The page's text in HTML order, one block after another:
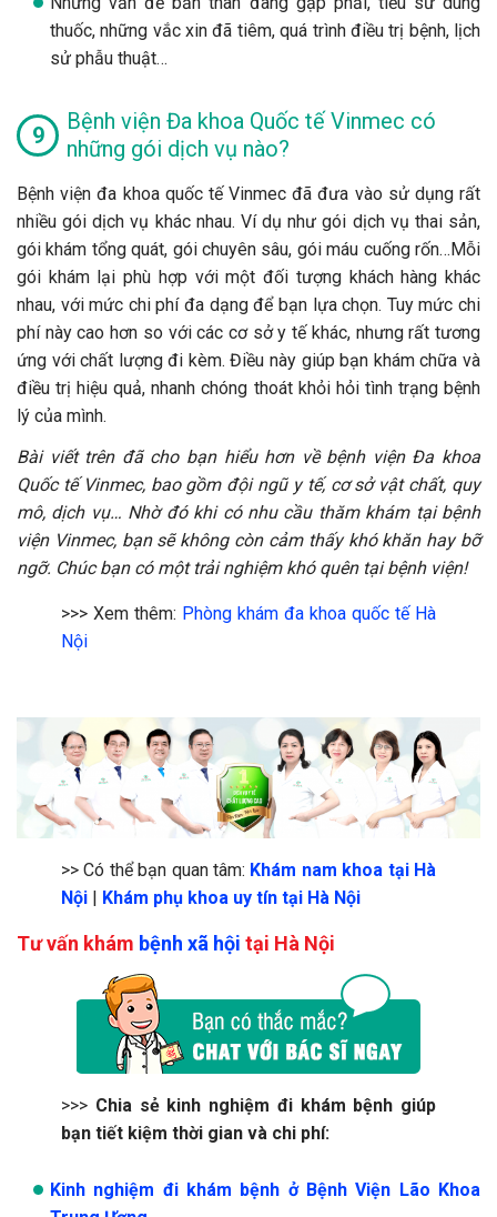
thuốc, những vắc xin đã tiêm, quá trình điều trị bệnh, lịch
sử phẫu thuật…
Bệnh viện Đa khoa Quốc tế Vinmec có
những gói dịch vụ nào?
Bệnh viện đa khoa quốc tế Vinmec đã đưa vào sử dụng rất
nhiều gói dịch vụ khác nhau. Ví dụ như gói dịch vụ thai sản,
gói khám tổng quát, gói chuyên sâu, gói máu cuống rốn…Mỗi
gói khám lại phù hợp với một đối tượng khách hàng khác
nhau, với mức chi phí đa dạng để bạn lựa chọn. Tuy mức chi
phí này cao hơn so với các cơ sở y tế khác, nhưng rất tương
ứng với chất lượng đi kèm. Điều này giúp bạn khám chữa và
điều trị hiệu quả, nhanh chóng thoát khỏi hỏi tình trạng bệnh
lý của mình.
Bài viết trên đã cho bạn hiểu hơn về bệnh viện Đa khoa
Quốc tế Vinmec, bao gồm đội ngũ y tế, cơ sở vật chất, quy
mô, dịch vụ… Nhờ đó khi có nhu cầu thăm khám tại bệnh
viện Vinmec, bạn sẽ không còn cảm thấy khó khăn hay bỡ
ngỡ. Chúc bạn có một trải nghiệm khó quên tại bệnh viện!
>>> Xem thêm: Phòng khám đa khoa quốc tế Hà
Nội
>> Có thể bạn quan tâm: Khám nam khoa tại Hà
Nội
Khám phụ khoa uy tín tại Hà Nội
Tư vấn khám bệnh xã hội tại Hà Nội
>>> Chia sẻ kinh nghiệm đi khám bệnh giúp
bạn tiết kiệm thời gian và chi phí:
Kinh nghiệm đi khám bệnh ở Bệnh Viện Lão Khoa